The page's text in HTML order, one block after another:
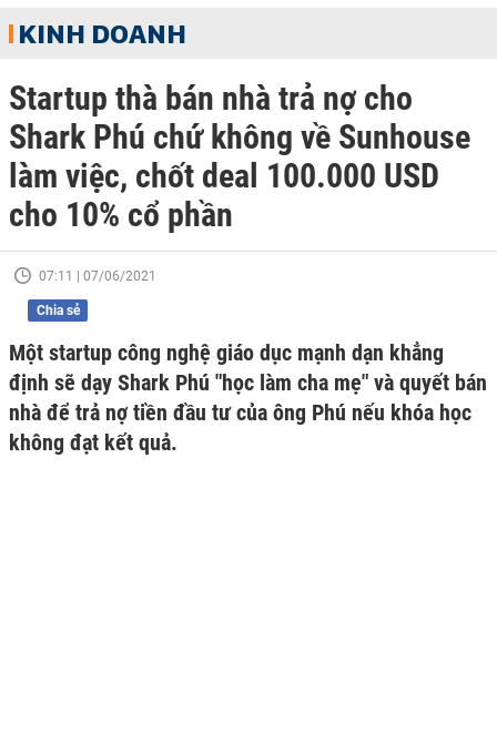
KINH DOANH
Startup thà bán nhà trả nợ cho
Shark Phú chứ không về Sunhouse
làm việc, chốt deal 100.000 USD
cho 10% cổ phần
07:11 | 07/06/2021
Chia sẻ
Một startup công nghệ giáo dục mạnh dạn khẳng
định sẽ dạy Shark Phú "học làm cha mẹ" và quyết bán
nhà để trả nợ tiền đầu tư của ông Phú nếu khóa học
không đạt kết quả.